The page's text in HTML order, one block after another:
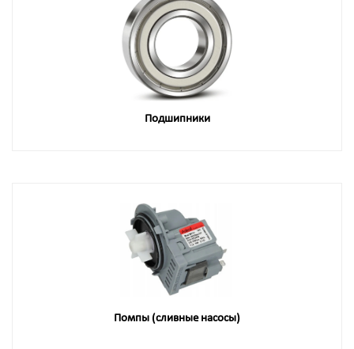
Подшипники
Помпы (сливные насосы)